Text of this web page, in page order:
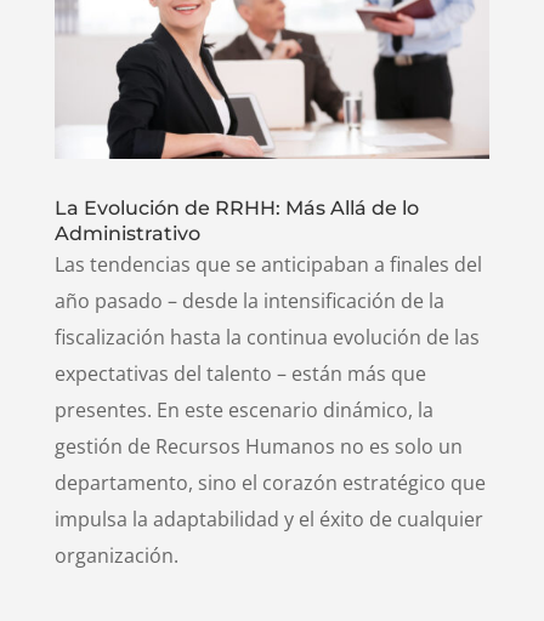
La Evolución de RRHH: Más Allá de lo
Administrativo
Las tendencias que se anticipaban a finales del
año pasado – desde la intensificación de la
fiscalización hasta la continua evolución de las
expectativas del talento – están más que
presentes. En este escenario dinámico, la
gestión de Recursos Humanos no es solo un
departamento, sino el corazón estratégico que
impulsa la adaptabilidad y el éxito de cualquier
organización.